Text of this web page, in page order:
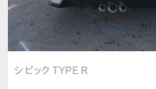
シビック TYPE R